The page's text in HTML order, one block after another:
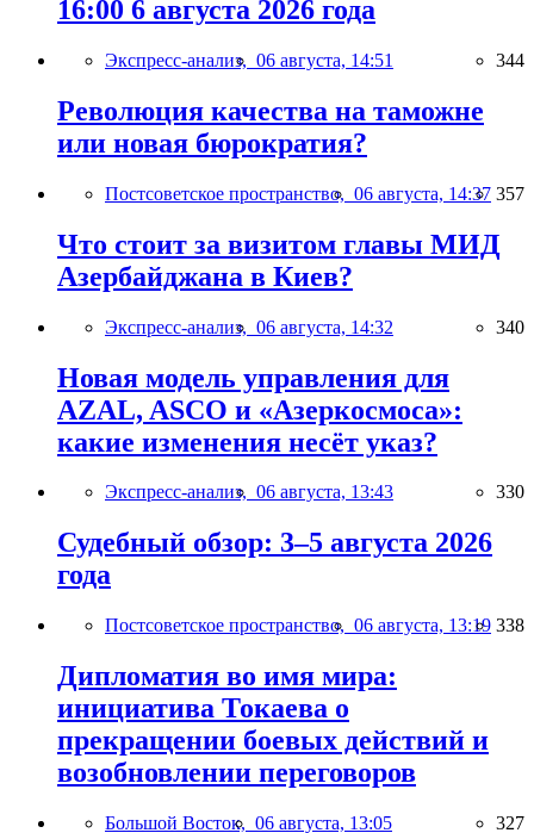
16:00 6 августа 2026 года
Экспресс-анализ, 06 августа, 14:51 344
Революция качества на таможне
или новая бюрократия?
Постсоветское пространство, 06 августа, 14:37 357
Что стоит за визитом главы МИД
Азербайджана в Киев?
Экспресс-анализ, 06 августа, 14:32 340
Новая модель управления для
AZAL, ASCO и «Азеркосмоса»:
какие изменения несёт указ?
Экспресс-анализ, 06 августа, 13:43 330
Судебный обзор: 3–5 августа 2026
года
Постсоветское пространство, 06 августа, 13:19 338
Дипломатия во имя мира:
инициатива Токаева о
прекращении боевых действий и
возобновлении переговоров
Большой Восток, 06 августа, 13:05 327